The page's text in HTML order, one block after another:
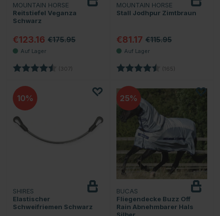
MOUNTAIN HORSE
Reitstiefel Veganza
Schwarz
€123.16 €175.95
Bewertung: (307) 4.4 von 5 Sternen
MOUNTAIN HORSE
Stall Jodhpur Zimtbraun
€81.17 €115.95
Bewertung: (165)
10
SHIRES
Elastischer
Schweifriemen Schwarz
25
BUCAS
Fliegendecke Buzz Off
Rain Abnehmbarer Hals
Silber